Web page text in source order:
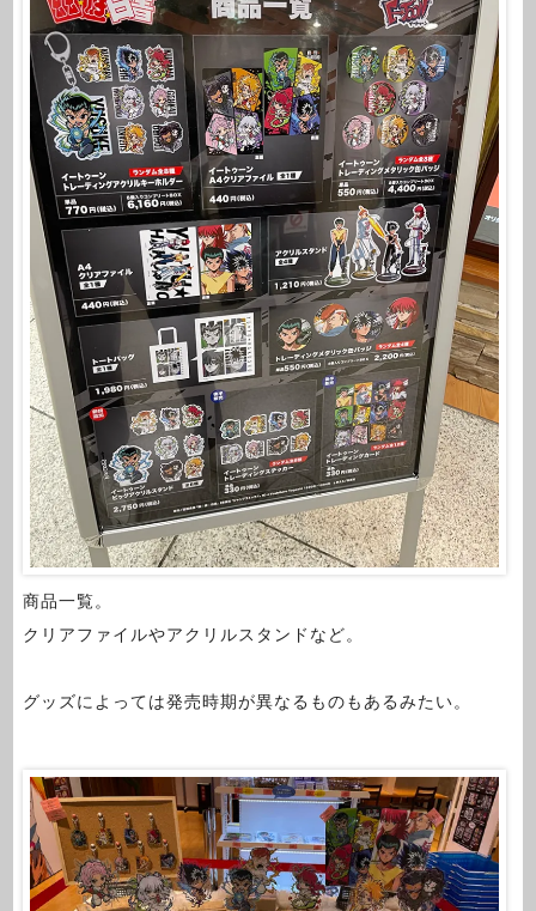
商品一覧。
クリアファイルやアクリルスタンドなど。
グッズによっては発売時期が異なるものもあるみたい。